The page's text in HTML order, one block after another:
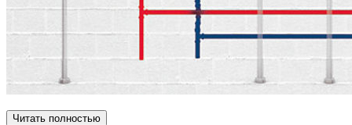
Читать полностью